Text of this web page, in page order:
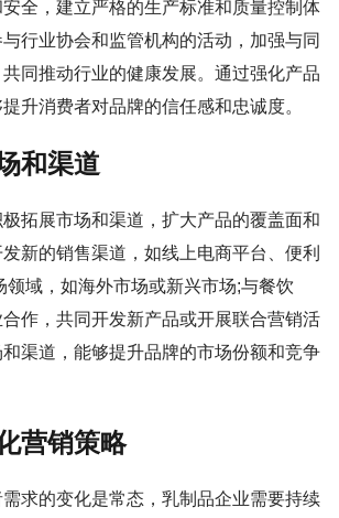
全，建立严格的生产标准和质量控制体
行业协会和监管机构的活动，加强与同
同推动行业的健康发展。通过强化产品
升消费者对品牌的信任感和忠诚度。
和渠道
拓展市场和渠道，扩大产品的覆盖面和
新的销售渠道，如线上电商平台、便利
领域，如海外市场或新兴市场;与餐饮
作，共同开发新产品或开展联合营销活
渠道，能够提升品牌的市场份额和竞争
营销策略
求的变化是常态，乳制品企业需要持续